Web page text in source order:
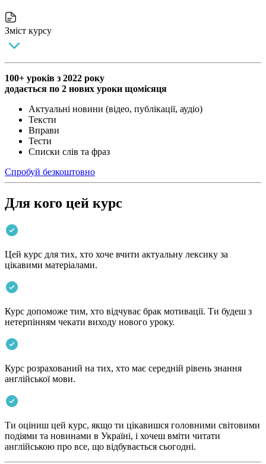
Зміст курсу
100+ уроків з 2022 року
додається по 2 нових уроки щомісяця
Актуальні новини (відео, публікації, аудіо)
Тексти
Вправи
Тести
Списки слів та фраз
Спробуй безкоштовно
Для кого цей курс
Цей курс для тих, хто хоче вчити актуальну лексику за
цікавими матеріалами.
Курс допоможе тим, хто відчуває брак мотивації. Ти будеш з
нетерпінням чекати виходу нового уроку.
Курс розрахований на тих, хто має середній рівень знання
англійської мови.
Ти оціниш цей курс, якщо ти цікавишся головними світовими
подіями та новинами в Україні, і хочеш вміти читати
англійською про все, що відбувається сьогодні.